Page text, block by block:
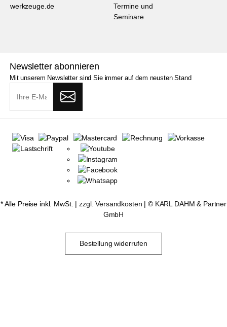
werkzeuge.de
Termine und
Seminare
Newsletter abonnieren
Mit unserem Newsletter sind Sie immer auf dem neusten Stand
* Alle Preise inkl. MwSt. |zzgl. Versandkosten | © KARL DAHM & Partner
GmbH
Bestellung widerrufen